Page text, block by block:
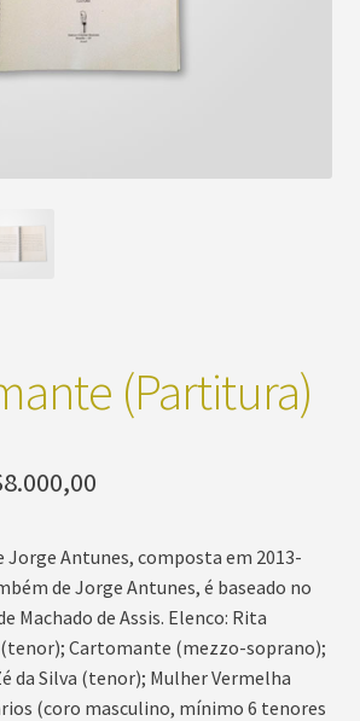
(Partitura)
8.000,00Faixa
preço:
R$500,00
através
R$8.000,00
Jorge Antunes, composta em 2013-
de Jorge Antunes, é baseado no
Machado de Assis. Elenco: Rita
Cartomante (mezzo-soprano);
da Silva (tenor); Mulher Vermelha
(coro masculino, mínimo 6 tenores